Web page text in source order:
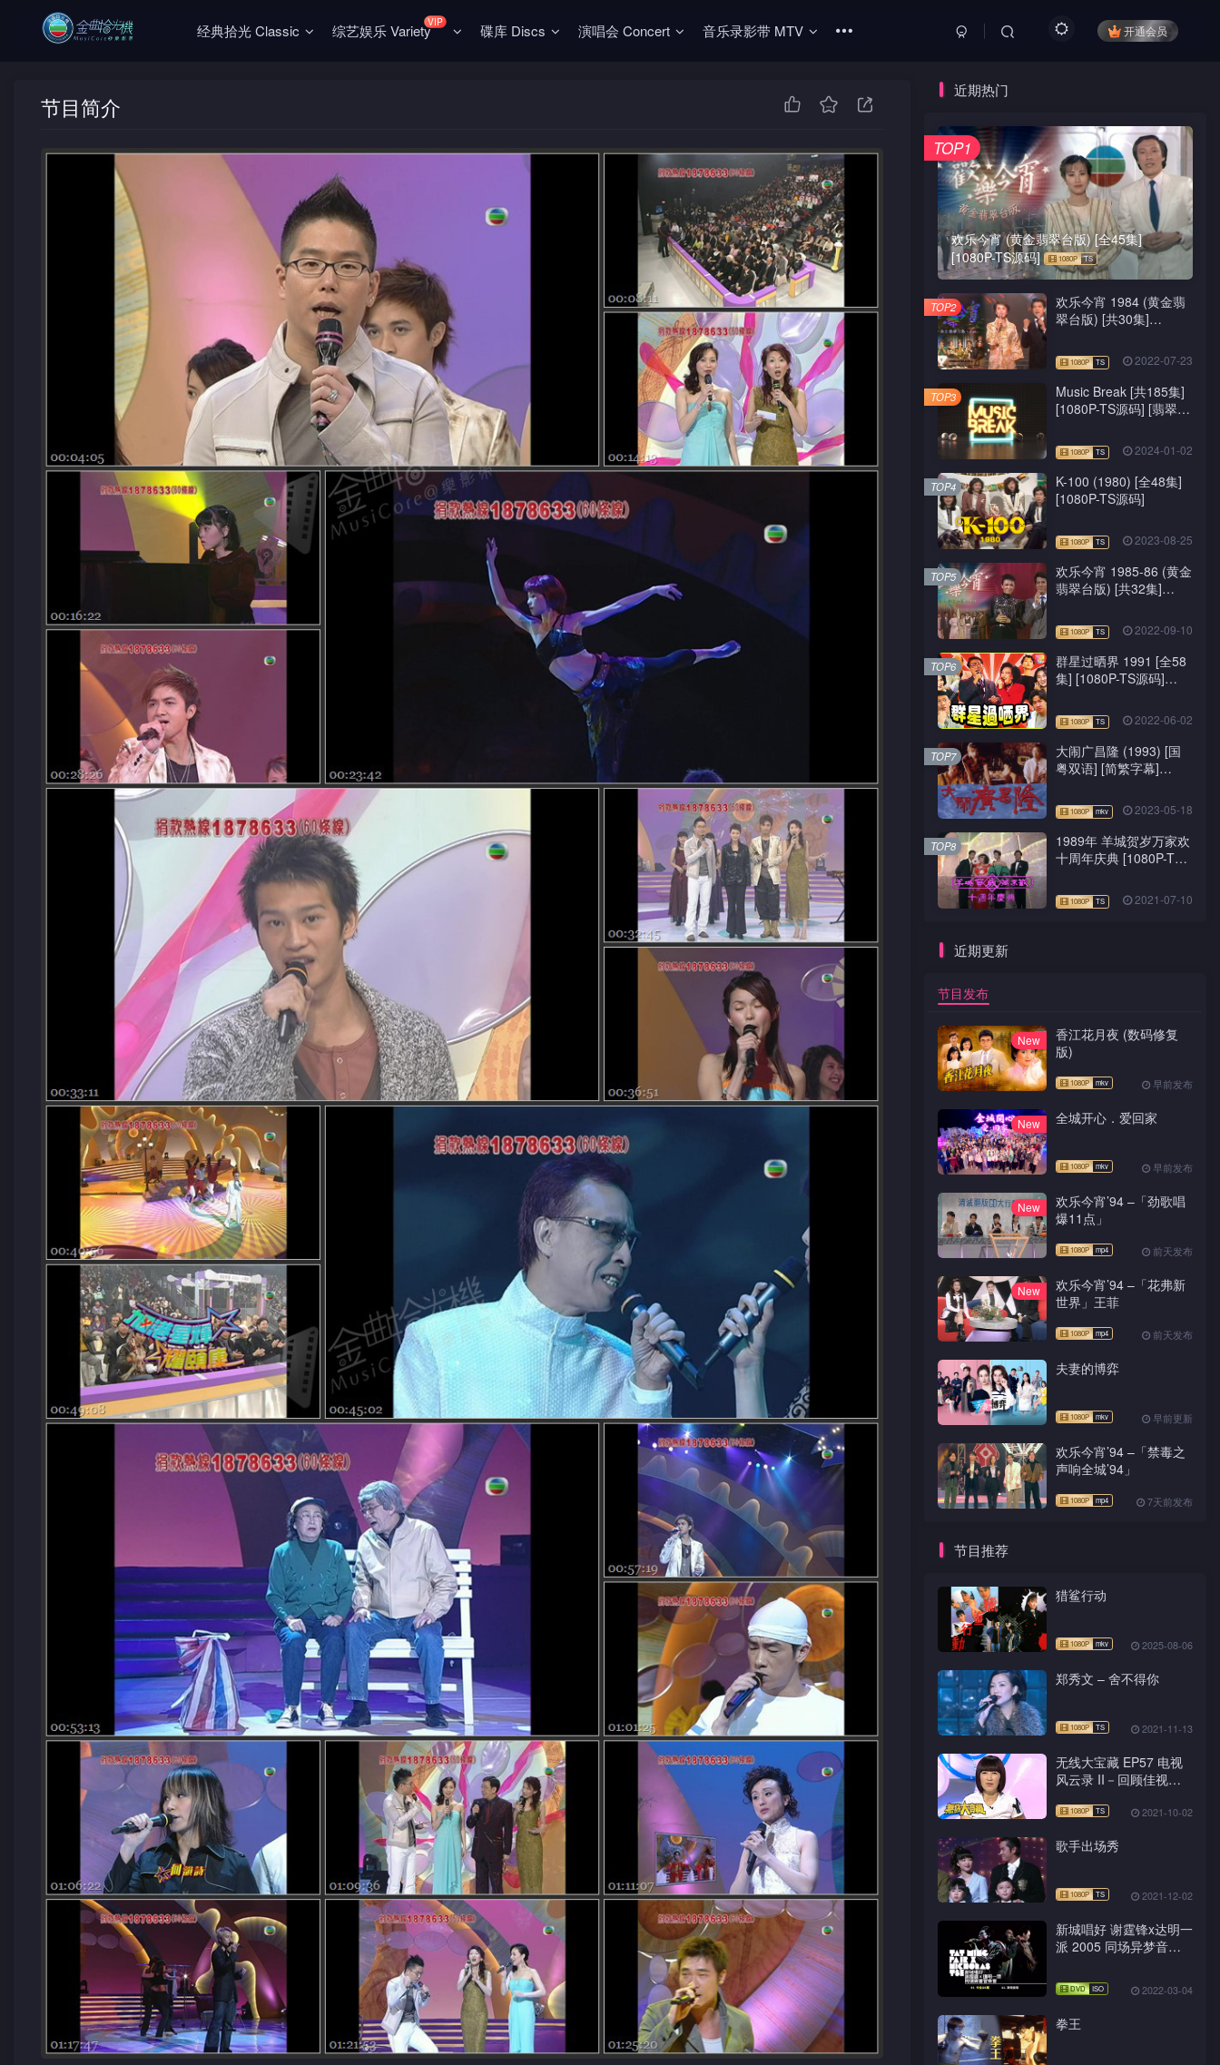
经典拾光 Classic 综艺娱乐 VarietyVIP 碟库 Discs 演唱会 Concert 音乐录影带 MTV 开通会员
节目简介
近期热门
欢乐今宵 (黄金翡翠台版) [全45集]
[1080P-TS源码]
TOP1
欢乐今宵 1984 (黄金翡
翠台版) [共30集]
2022-07-23
TOP2
Music Break [共185集]
[1080P-TS源码] [翡翠
2024-01-02
TOP3
K-100 (1980) [全48集]
[1080P-TS源码]
2023-08-25
TOP4
欢乐今宵 1985-86 (黄金
翡翠台版) [共32集]
2022-09-10
TOP5
群星过晒界 1991 [全58
集] [1080P-TS源码]
2022-06-02
TOP6
大闹广昌隆 (1993) [国
粤双语] [简繁字幕]
2023-05-18
TOP7
1989年 羊城贺岁万家欢
十周年庆典 [1080P-TS
2021-07-10
TOP8
近期更新
节目发布
New
香江花月夜 (数码修复
版)
早前发布
New 全城开心．爱回家
早前发布
New
欢乐今宵’94 –「劲歌唱
爆11点」
前天发布
New
欢乐今宵’94 –「花弗新
世界」王菲
前天发布
夫妻的博弈
早前更新
欢乐今宵’94 –「禁毒之
声响全城’94」
7天前发布
节目推荐
猎鲨行动
2025-08-06
郑秀文 – 舍不得你
2021-11-13
无线大宝藏 EP57 电视
风云录 II－回顾佳视剧
梦》的光辉历程2021-10-02
歌手出场秀
2021-12-02
新城唱好 谢霆锋x达明一
派 2005 同场异梦音乐
2022-03-04
拳王